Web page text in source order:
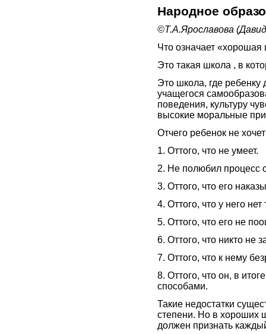
Народное
©Т.А.Ярославова
Что означает «хорошая
Это такая школа , в
Это школа, где
учащегося
поведения, культуру
высокие моральные
Отчего ребенок не
1. Оттого, что не умеет.
2. Не полюбил процесс
3. Оттого, что его
4. Оттого, что у него
5. Оттого, что его не
6. Оттого, что никто не
7. Оттого, что к нему
8. Оттого, что он, в
способами.
Такие недостатки
степени. Но в хороших
должен признать